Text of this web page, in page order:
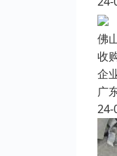
佛
收
企
广
24-